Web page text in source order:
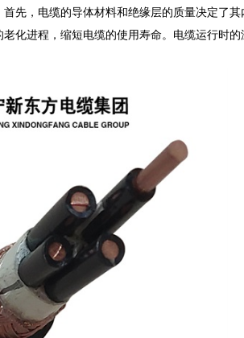
先，电缆的导体材料和绝缘层的质量决定了
化进程，缩短电缆的使用寿命。电缆运行时